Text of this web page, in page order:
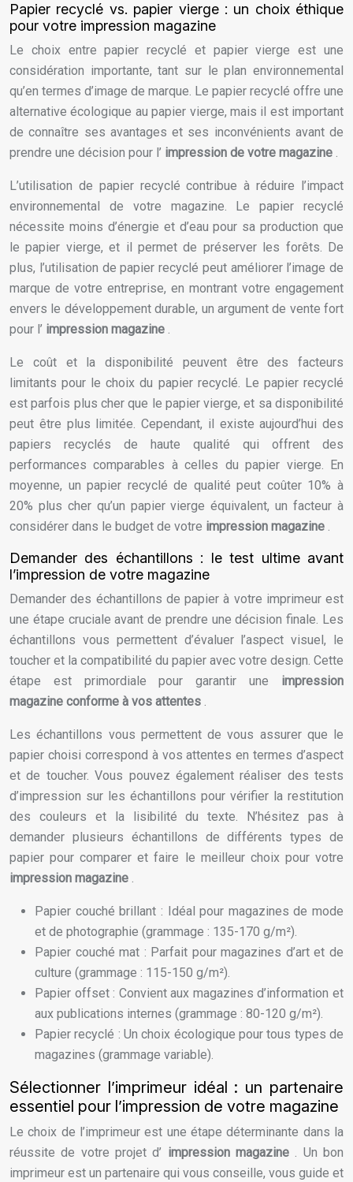
Papier recyclé vs. papier vierge : un choix éthique
pour votre impression magazine
Le choix entre papier recyclé et papier vierge est une
considération importante, tant sur le plan environnemental
qu’en termes d’image de marque. Le papier recyclé offre une
alternative écologique au papier vierge, mais il est important
de connaître ses avantages et ses inconvénients avant de
prendre une décision pour l’ impression de votre magazine .
L’utilisation de papier recyclé contribue à réduire l’impact
environnemental de votre magazine. Le papier recyclé
nécessite moins d’énergie et d’eau pour sa production que
le papier vierge, et il permet de préserver les forêts. De
plus, l’utilisation de papier recyclé peut améliorer l’image de
marque de votre entreprise, en montrant votre engagement
envers le développement durable, un argument de vente fort
pour l’ impression magazine .
Le coût et la disponibilité peuvent être des facteurs
limitants pour le choix du papier recyclé. Le papier recyclé
est parfois plus cher que le papier vierge, et sa disponibilité
peut être plus limitée. Cependant, il existe aujourd’hui des
papiers recyclés de haute qualité qui offrent des
performances comparables à celles du papier vierge. En
moyenne, un papier recyclé de qualité peut coûter 10% à
20% plus cher qu’un papier vierge équivalent, un facteur à
considérer dans le budget de votre impression magazine .
Demander des échantillons : le test ultime avant
l’impression de votre magazine
Demander des échantillons de papier à votre imprimeur est
une étape cruciale avant de prendre une décision finale. Les
échantillons vous permettent d’évaluer l’aspect visuel, le
toucher et la compatibilité du papier avec votre design. Cette
étape est primordiale pour garantir une impression
magazine conforme à vos attentes .
Les échantillons vous permettent de vous assurer que le
papier choisi correspond à vos attentes en termes d’aspect
et de toucher. Vous pouvez également réaliser des tests
d’impression sur les échantillons pour vérifier la restitution
des couleurs et la lisibilité du texte. N’hésitez pas à
demander plusieurs échantillons de différents types de
papier pour comparer et faire le meilleur choix pour votre
impression magazine .
Papier couché brillant : Idéal pour magazines de mode
et de photographie (grammage : 135-170 g/m²).
Papier couché mat : Parfait pour magazines d’art et de
culture (grammage : 115-150 g/m²).
Papier offset : Convient aux magazines d’information et
aux publications internes (grammage : 80-120 g/m²).
Papier recyclé : Un choix écologique pour tous types de
magazines (grammage variable).
Sélectionner l’imprimeur idéal : un partenaire
essentiel pour l’impression de votre magazine
Le choix de l’imprimeur est une étape déterminante dans la
réussite de votre projet d’ impression magazine. Un bon
imprimeur est un partenaire qui vous conseille, vous guide et